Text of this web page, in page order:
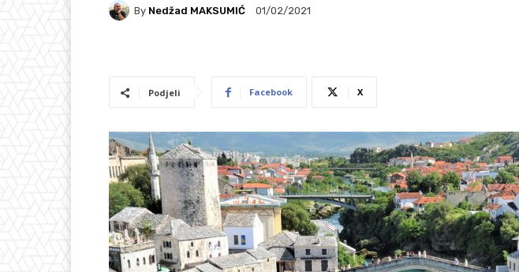
By Nedžad MAKSUMIĆ 01/02/2021
Podjeli Facebook X